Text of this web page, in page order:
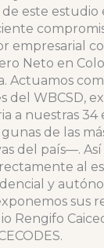
este estudio
empresarial
Neto en
Actuamos
del WBCSD,
a nuestras 34
de las
del país—. Así
al
y
sus
Rengifo